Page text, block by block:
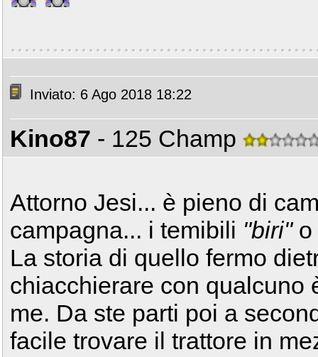
Inviato: 6 Ago 2018 18:22
Kino87 - 125 Champ
Attorno Jesi... è pieno di
campagna... i temibili "biri"o
La storia di quello fermo
chiacchierare con qualcuno
me. Da ste parti poi a
facile trovare il trattore in